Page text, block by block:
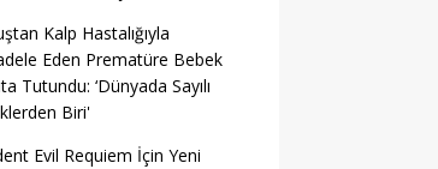
Kalp Hastalığıyla
Eden Prematüre Bebek
Tutundu: ‘Dünyada Sayılı
Biri'
Evil Requiem İçin Yeni